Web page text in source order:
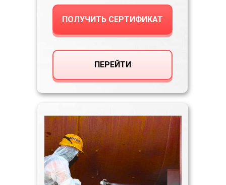
ПОЛУЧИТЬ СЕРТИФИКАТ
ПЕРЕЙТИ